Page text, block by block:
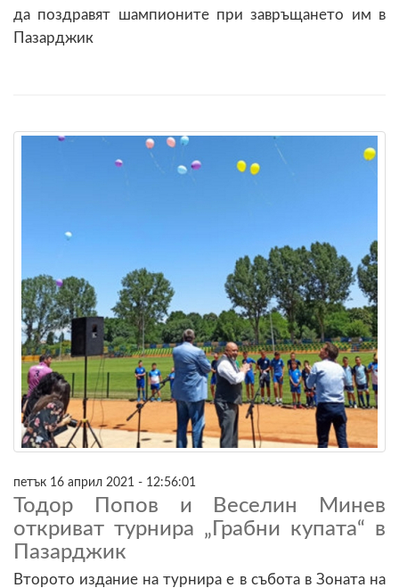
да поздравят шампионите при завръщането им в
Пазарджик
петък 16 април 2021 - 12:56:01
Тодор Попов и Веселин Минев
откриват турнира „Грабни купата“ в
Пазарджик
Второто издание на турнира е в събота в Зоната на